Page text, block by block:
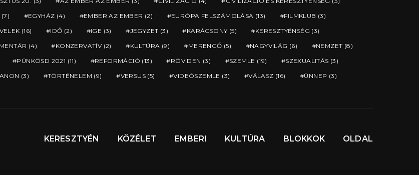
(7) EGYHÁZ (4) EMBER AZ EMBER (2) EURÓPA FELSZÁMOLÁSA (13) FILMKLUB (3)
(16) IDŐ (2) IGE (3) JEGYZET (3) KARÁCSONY (5) KERESZTYÉNSÉG (3)
(4) KONZERVATÍV(2) KULTÚRA (9) MERENGŐ (5) NAGYVILÁG (6) NEMZET (8)
PÜNKÖSD 2021 (11) REFORMÁCIÓ (13) RÖVIDEN (3) SZEMLE (19) SZEXUALITÁS (3)
(3) TÖRTÉNELEM (9) VERSUS(5) VIDEÓSZEMLE (3) VÁLASZ (16) ÜNNEP (3)
KERESZTYÉN KÖZÉLET EMBERI KULTÚRA BLOKKOK OLDAL